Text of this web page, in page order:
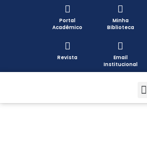
Portal
Acadêmico
Minha
Biblioteca
Revista
Email
Institucional